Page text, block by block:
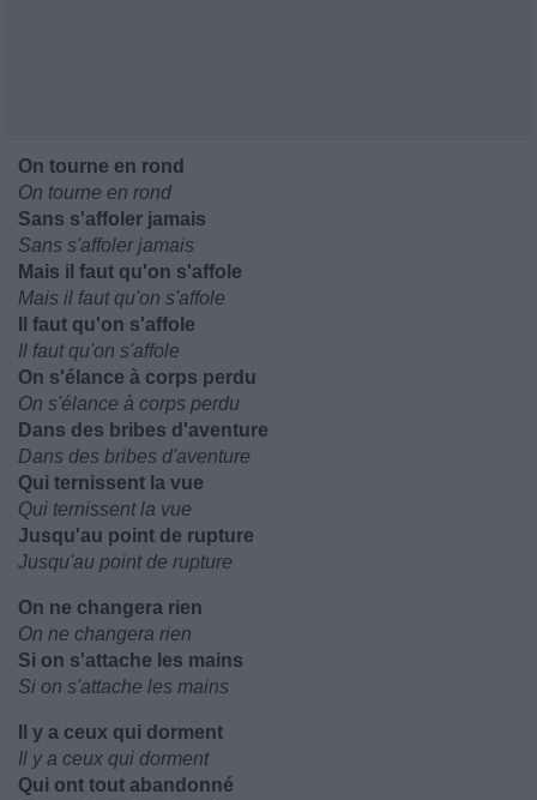
On tourne en rond
On tourne en rond
Sans s'affoler jamais
Sans s'affoler jamais
Mais il faut qu'on s'affole
Mais il faut qu'on s'affole
Il faut qu'on s'affole
Il faut qu'on s'affole
On s'élance à corps perdu
On s'élance à corps perdu
Dans des bribes d'aventure
Dans des bribes d'aventure
Qui ternissent la vue
Qui ternissent la vue
Jusqu'au point de rupture
Jusqu'au point de rupture
On ne changera rien
On ne changera rien
Si on s'attache les mains
Si on s'attache les mains
Il y a ceux qui dorment
Il y a ceux qui dorment
Qui ont tout abandonné